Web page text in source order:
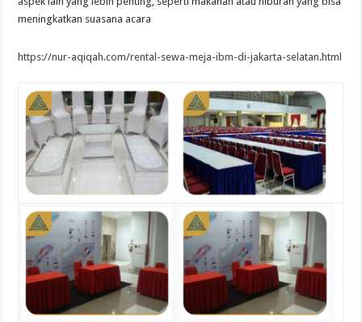
meningkatkan suasana acara
https://nur-aqiqah.com/rental-sewa-meja-ibm-di-jakarta-selatan.html